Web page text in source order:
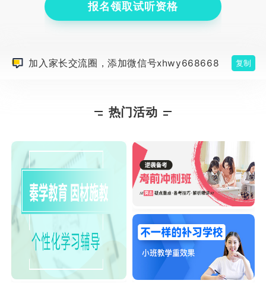
报名领取试听资格
加入家长交流圈，添加微信号xhwy668668 复制
热门活动